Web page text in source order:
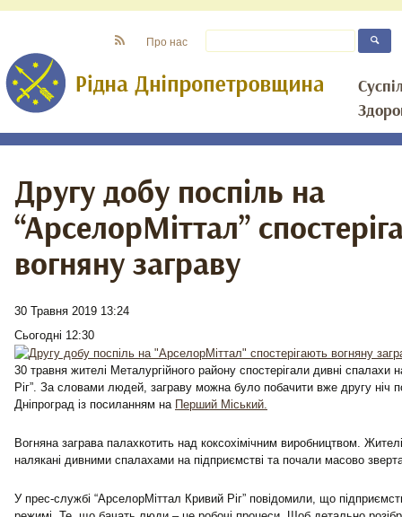
Про нас
Другу добу поспіль на
“АрселорМіттал”
вогняну заграву
30 Травня 2019 13:24
Сьогодні 12:30
30 травня жителі Металургійного району спостерігали дивні спалахи
Ріг”. За словами людей, заграву можна було побачити вже другу ніч
Дніпроград із посиланням на Перший Міський.
Вогняна заграва палахкотить над коксохімічним виробництвом.
налякані дивними спалахами на підприємстві та почали масово
У прес-службі “АрселорМіттал Кривий Ріг” повідомили, що